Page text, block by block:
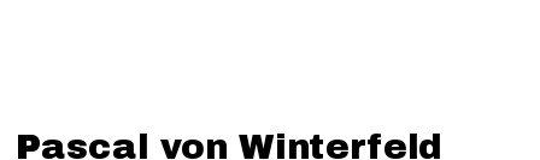
Pascal von Winterfeld